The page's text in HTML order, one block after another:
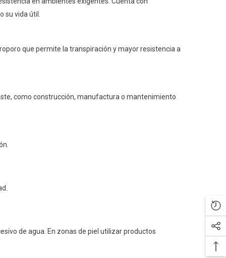
su vida útil.
que permite la transpiración y mayor resistencia a
como construcción, manufactura o mantenimiento
de agua. En zonas de piel utilizar productos